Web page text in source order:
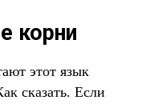
корни
этот язык
сказать. Если